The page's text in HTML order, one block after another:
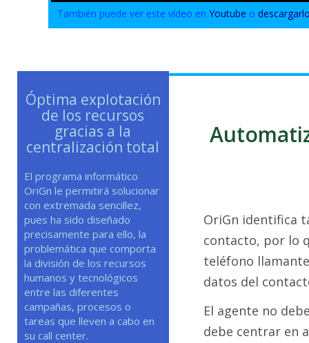
También puede ver este vídeo enYoutube o
Óptima explotación
de los recursos
gracias a la
centralización total
El programa informático
OriGn le permitirá solucionar
con extremada sencillez,
pues ha sido diseñado
precisamente para ello, la
problemática que comporta
la división de los recursos
humanos y tecnológicos
entre las diferentes
campañas, procesos o
tareas que lleven a cabo en
su call center.
OriGn identifica
contacto, por lo
teléfono
datos del
El agente no
debe centrar en